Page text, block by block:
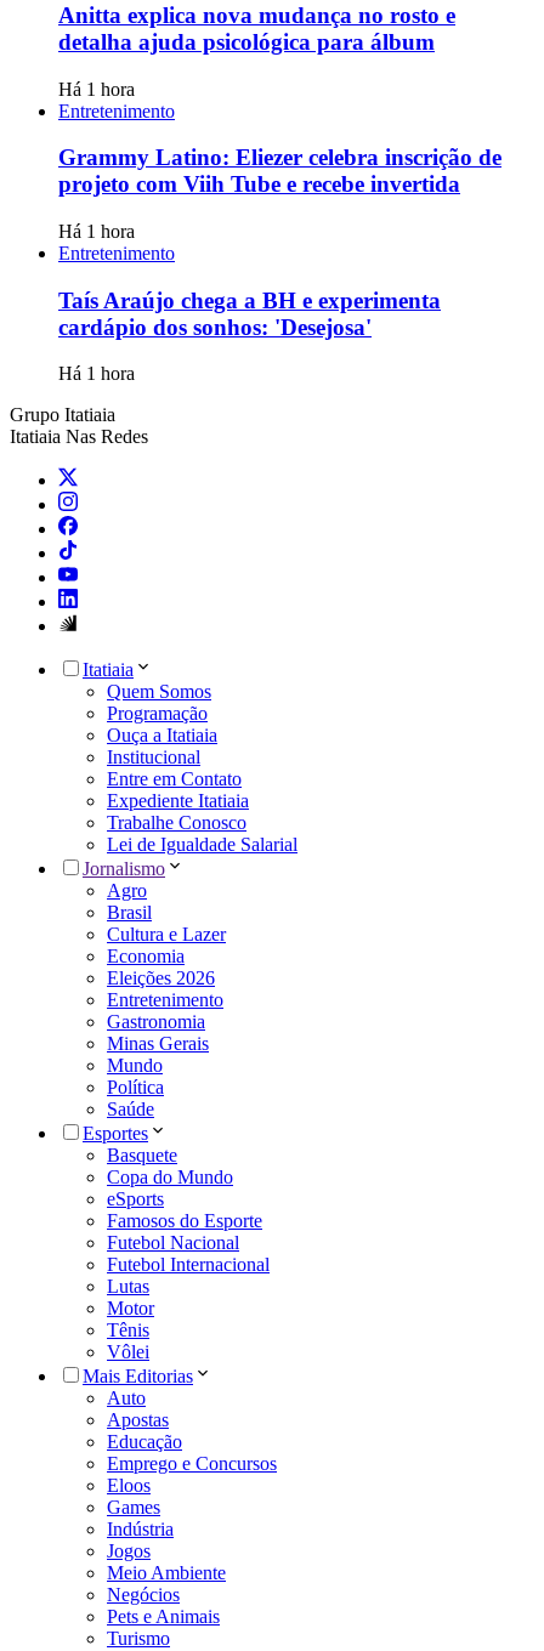
Anitta explica nova mudança no rosto e
detalha ajuda psicológica para álbum
Há 1 hora
Entretenimento
Grammy Latino: Eliezer celebra inscrição de
projeto com Viih Tube e recebe invertida
Há 1 hora
Entretenimento
Taís Araújo chega a BH e experimenta
cardápio dos sonhos: 'Desejosa'
Há 1 hora
Grupo Itatiaia
Itatiaia Nas Redes
Itatiaia
Quem Somos
Programação
Ouça a Itatiaia
Institucional
Entre em Contato
Expediente Itatiaia
Trabalhe Conosco
Lei de Igualdade Salarial
Jornalismo
Agro
Brasil
Cultura e Lazer
Economia
Eleições 2026
Entretenimento
Gastronomia
Minas Gerais
Mundo
Política
Saúde
Esportes
Basquete
Copa do Mundo
eSports
Famosos do Esporte
Futebol Nacional
Futebol Internacional
Lutas
Motor
Tênis
Vôlei
Mais Editorias
Auto
Apostas
Educação
Emprego e Concursos
Eloos
Games
Indústria
Jogos
Meio Ambiente
Negócios
Pets e Animais
Turismo